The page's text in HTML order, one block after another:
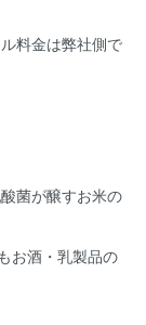
料金は弊社側で
菌が醸すお米の
お酒・乳製品の